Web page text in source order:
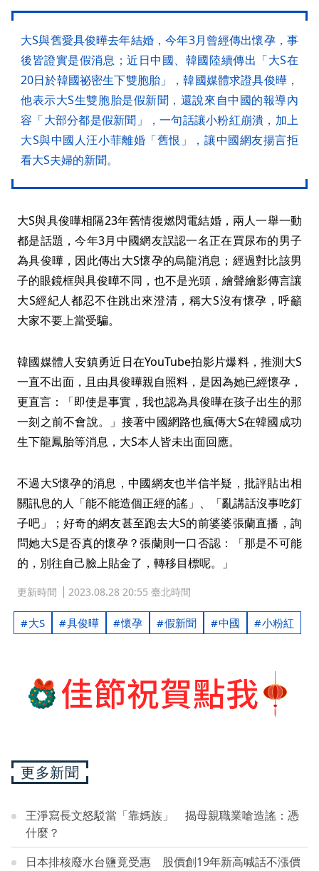
大S與舊愛具俊曄去年結婚，今年3月曾經傳出懷孕，事
後皆證實是假消息；近日中國、韓國陸續傳出「大S在
20日於韓國祕密生下雙胞胎」，韓國媒體求證具俊曄，
他表示大S生雙胞胎是假新聞，還說來自中國的報導內
容「大部分都是假新聞」，一句話讓小粉紅崩潰，加上
大S與中國人汪小菲離婚「舊恨」，讓中國網友揚言拒
看大S夫婦的新聞。
大S與具俊曄相隔23年舊情復燃閃電結婚，兩人一舉一動
都是話題，今年3月中國網友誤認一名正在買尿布的男子
為具俊曄，因此傳出大S懷孕的烏龍消息；經過對比該男
子的眼鏡框與具俊曄不同，也不是光頭，繪聲繪影傳言讓
大S經紀人都忍不住跳出來澄清，稱大S沒有懷孕，呼籲
大家不要上當受騙。
韓國媒體人安鎮勇近日在YouTube拍影片爆料，推測大S
一直不出面，且由具俊曄親自照料，是因為她已經懷孕，
更直言：「即使是事實，我也認為具俊曄在孩子出生的那
一刻之前不會說。」接著中國網路也瘋傳大S在韓國成功
生下龍鳳胎等消息，大S本人皆未出面回應。
不過大S懷孕的消息，中國網友也半信半疑，批評貼出相
關訊息的人「能不能造個正經的謠」、「亂講話沒事吃釘
子吧」；好奇的網友甚至跑去大S的前婆婆張蘭直播，詢
問她大S是否真的懷孕？張蘭則一口否認：「那是不可能
的，別往自己臉上貼金了，轉移目標呢。」
更新時間 2023.08.28 20:55 臺北時間
大S 具俊曄 懷孕 假新聞 中國 小粉紅
更多新聞
王淨寫長文怒駁當「靠媽族」 揭母親職業嗆造謠：憑
什麼？
日本排核廢水台鹽竟受惠 股價創19年新高喊話不漲價